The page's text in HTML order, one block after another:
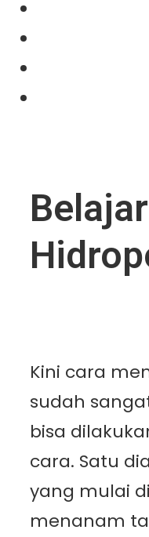
Kini cara
sudah
bisa
cara. Satu
yang mulai
menanam